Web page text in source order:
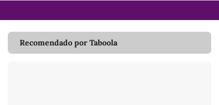
Recomendado por Taboola